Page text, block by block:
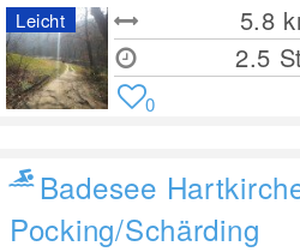
5.8
2.5
Leicht
0
Badesee
Pocking/Schärding